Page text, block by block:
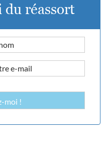
du réassort
moi !